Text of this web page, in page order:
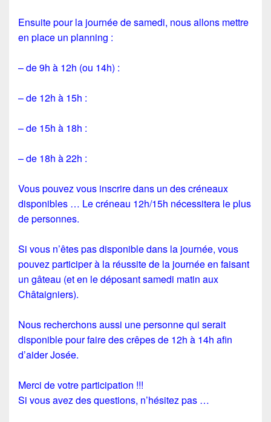
Ensuite pour la journée de samedi, nous allons mettre
en place un planning :
– de 9h à 12h (ou 14h) :
– de 12h à 15h :
– de 15h à 18h :
– de 18h à 22h :
Vous pouvez vous inscrire dans un des créneaux
disponibles … Le créneau 12h/15h nécessitera le plus
de personnes.
Si vous n’êtes pas disponible dans la journée, vous
pouvez participer à la réussite de la journée en faisant
un gâteau (et en le déposant samedi matin aux
Châtaigniers).
Nous recherchons aussi une personne qui serait
disponible pour faire des crêpes de 12h à 14h afin
d’aider Josée.
Merci de votre participation !!!
Si vous avez des questions, n’hésitez pas …